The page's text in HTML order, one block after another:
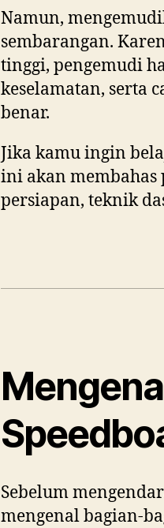
Namun,
sembarangan.
tinggi, pengemudi
keselamatan, serta
benar.
Jika kamu ingin
ini akan
persiapan, teknik
Sebelum
mengenal bagian-